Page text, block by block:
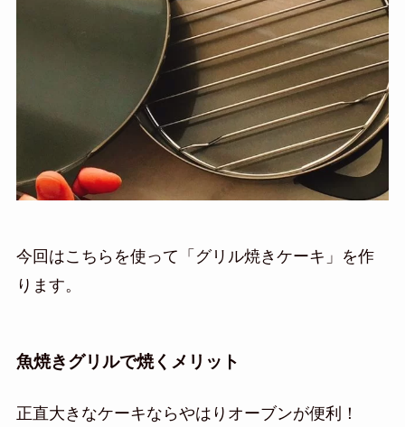
今回はこちらを使って「グリル焼きケーキ」を作
ります。
魚焼きグリルで焼くメリット
正直大きなケーキならやはりオーブンが便利！